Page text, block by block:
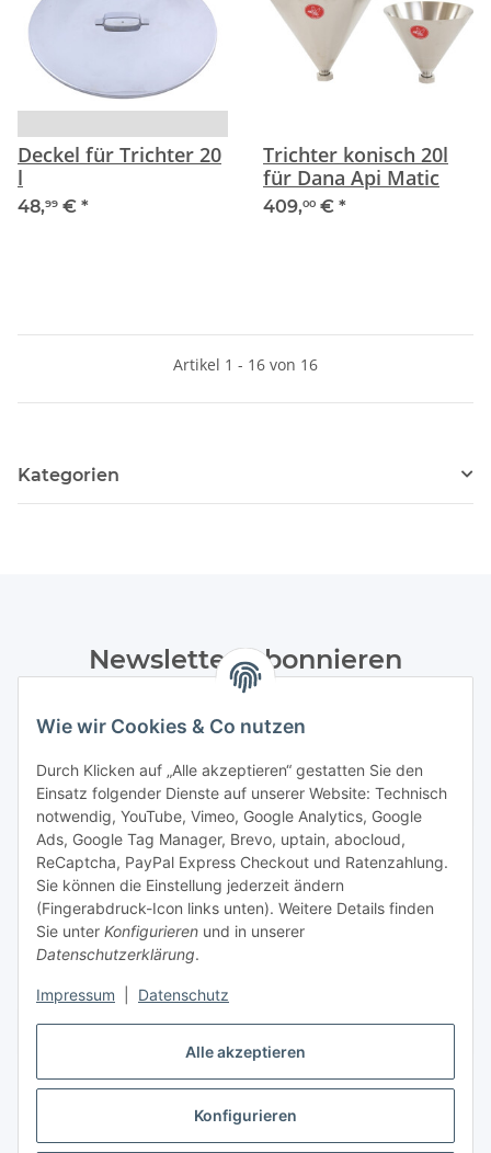
Alle akzeptieren
Konfigurieren
Wie wir Cookies & Co nutzen
Durch Klicken auf „Alle akzeptieren“ gestatten Sie den
Einsatz folgender Dienste auf unserer Website: Technisch
notwendig, YouTube, Vimeo, Google Analytics, Google
Ads, Google Tag Manager, Brevo, uptain, abocloud,
ReCaptcha, PayPal Express Checkout und Ratenzahlung.
Sie können die Einstellung jederzeit ändern
(Fingerabdruck-Icon links unten). Weitere Details finden
Sie unter Konfigurieren und in unserer
Datenschutzerklärung.
Impressum Datenschutz
Deckel für Trichter 20
l
48,99 € *
Trichter konisch 20l
für Dana Api Matic
409,00 € *
Artikel 1 - 16 von 16
Kategorien
Newsletter Abonnieren
Datenschutzerklärungregelmäßig und jederzeit widerruflich
Abonnieren
Newsletter Abonnieren
Gesetzliche Informationen
Informationen
Vertrag widerrufen